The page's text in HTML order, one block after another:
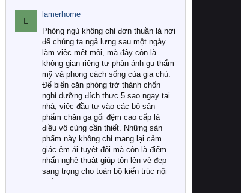
L
lamerhome
Phòng ngủ không chỉ đơn thuần là nơi
để chúng ta ngả lưng sau một ngày
làm việc mệt mỏi, mà đây còn là
không gian riêng tư phản ánh gu thẩm
mỹ và phong cách sống của gia chủ.
Để biến căn phòng trở thành chốn
nghỉ dưỡng đích thực 5 sao ngay tại
nhà, việc đầu tư vào các bộ sản
phẩm chăn ga gối đệm cao cấp là
điều vô cùng cần thiết. Những sản
phẩm này không chỉ mang lại cảm
giác êm ái tuyệt đối mà còn là điểm
nhấn nghệ thuật giúp tôn lên vẻ đẹp
sang trọng cho toàn bộ kiến trúc nội